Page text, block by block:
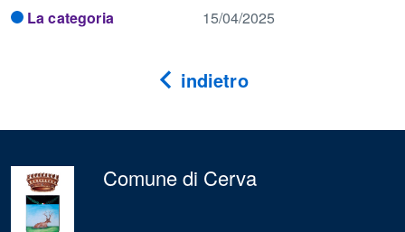
La categoria 15/04/2025
indietro
Comune di Cerva